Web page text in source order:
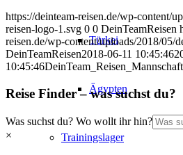
Türkei
Ägypten
Trainingslager
https://deinteam-reisen.de/wp-content/
reisen-logo-1.svg 0 0 DeinTeamReisen
reisen.de/wp-content/uploads/2018/05/
DeinTeamReisen2018-06-11 10:45:46
10:45:46
Reise Finder – was suchst du?
Was suchst du? Wo wollt ihr hin?
×